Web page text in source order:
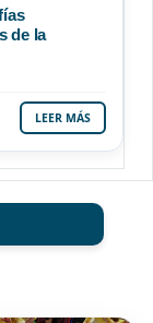
de la
LEER MÁS